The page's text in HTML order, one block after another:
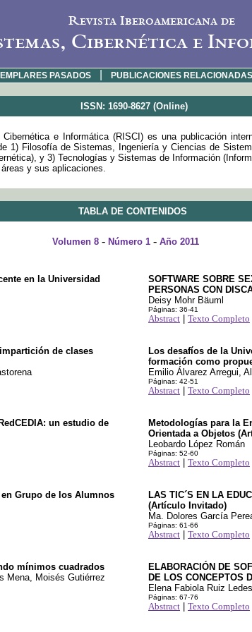
Revista Iberoamericana de
Cibernética e
PASADOS PUBLICACIONES RELACIONADAS
ISSN: 1690-8627 (Online)
e Informática (RISCI) es una publicación
1) Filosofía de Sistemas, Ingeniería y Ciencias de
y 3) Tecnologías y Sistemas de Información
y sus aplicaciones.
TABLA DE CONTENIDOS
Volumen 8- Número 1- Año 2011
en la Universidad
de clases
un estudio de
Grupo de los Alumnos
mínimos cuadrados
Mena, Moisés Gutiérrez
SOFTWARE SOBRE
PERSONAS CON
Deisy Mohr Bäuml
Páginas: 36-41
Abstract Texto Completo
Los desafíos de la
formación como
Emilio Álvarez Arregui,
Páginas: 42-51
Abstract Texto Completo
Metodologías para la
Orientada a Objetos
Leobardo López Román
Páginas: 52-60
Abstract Texto Completo
LAS TIC´S EN LA
(Artículo Invitado)
Ma. Dolores García
Páginas: 61-66
Abstract Texto Completo
ELABORACIÓN DE
DE LOS CONCEPTOS
Elena Fabiola Ruiz
Páginas: 67-76
Abstract Texto Completo